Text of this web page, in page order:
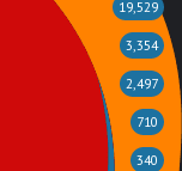
19,529
3,354
2,497
710
340